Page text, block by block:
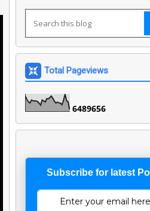
Total Pageviews
6489656
Subscribe for latest